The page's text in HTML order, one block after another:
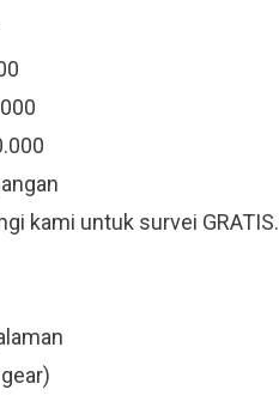
kami untuk survei GRATIS.